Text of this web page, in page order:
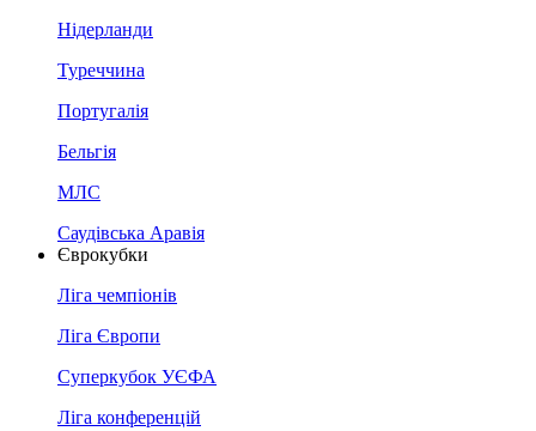
Нідерланди
Туреччина
Португалія
Бельгія
МЛС
Саудівська Аравія
Єврокубки
Ліга чемпіонів
Ліга Європи
Суперкубок УЄФА
Ліга конференцій